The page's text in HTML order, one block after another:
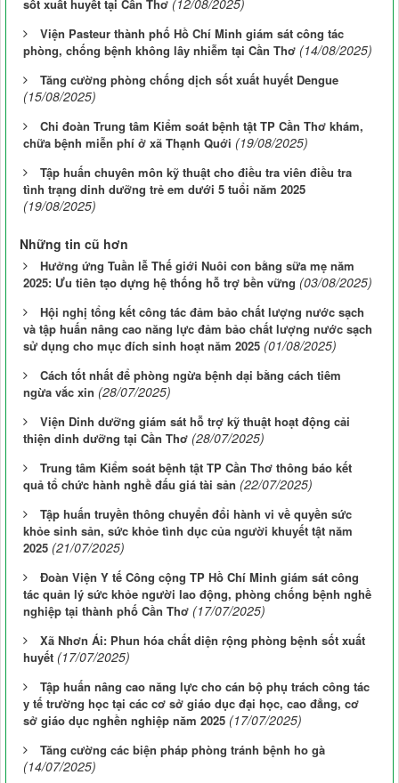
sốt xuất huyết tại Cần Thơ
Viện Pasteur thành phố Hồ Chí Minh giám sát công tác
phòng, chống bệnh không lây nhiễm tại Cần Thơ (14/08/2025)
Tăng cường phòng chống dịch sốt xuất huyết Dengue
(15/08/2025)
Chi đoàn Trung tâm Kiểm soát bệnh tật TP Cần Thơ khám,
chữa bệnh miễn phí ở xã Thạnh Quới (19/08/2025)
Tập huấn chuyên môn kỹ thuật cho điều tra viên điều tra
tình trạng dinh dưỡng trẻ em dưới 5 tuổi năm 2025
(19/08/2025)
Những tin cũ hơn
Hưởng ứng Tuần lễ Thế giới Nuôi con bằng sữa mẹ năm
2025: Ưu tiên tạo dựng hệ thống hỗ trợ bền vững (03/08/2025)
Hội nghị tổng kết công tác đảm bảo chất lượng nước sạch
và tập huấn nâng cao năng lực đảm bảo chất lượng nước sạch
sử dụng cho mục đích sinh hoạt năm 2025 (01/08/2025)
Cách tốt nhất để phòng ngừa bệnh dại bằng cách tiêm
ngừa vắc xin (28/07/2025)
Viện Dinh dưỡng giám sát hỗ trợ kỹ thuật hoạt động cải
thiện dinh dưỡng tại Cần Thơ (28/07/2025)
Trung tâm Kiểm soát bệnh tật TP Cần Thơ thông báo kết
quả tổ chức hành nghề đấu giá tài sản (22/07/2025)
Tập huấn truyền thông chuyển đổi hành vi về quyền sức
khỏe sinh sản, sức khỏe tình dục của người khuyết tật năm
2025 (21/07/2025)
Đoàn Viện Y tế Công cộng TP Hồ Chí Minh giám sát công
tác quản lý sức khỏe người lao động, phòng chống bệnh nghề
nghiệp tại thành phố Cần Thơ (17/07/2025)
Xã Nhơn Ái: Phun hóa chất diện rộng phòng bệnh sốt xuất
huyết (17/07/2025)
Tập huấn nâng cao năng lực cho cán bộ phụ trách công tác
y tế trường học tại các cơ sở giáo dục đại học, cao đẳng, cơ
sở giáo dục nghền nghiệp năm 2025 (17/07/2025)
Tăng cường các biện pháp phòng tránh bệnh ho gà
(14/07/2025)